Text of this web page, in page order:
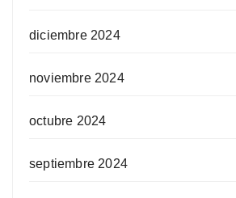
diciembre 2024
noviembre 2024
octubre 2024
septiembre 2024